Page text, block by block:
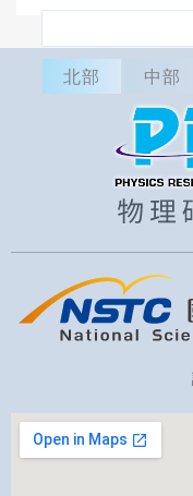
尋
北部 中部